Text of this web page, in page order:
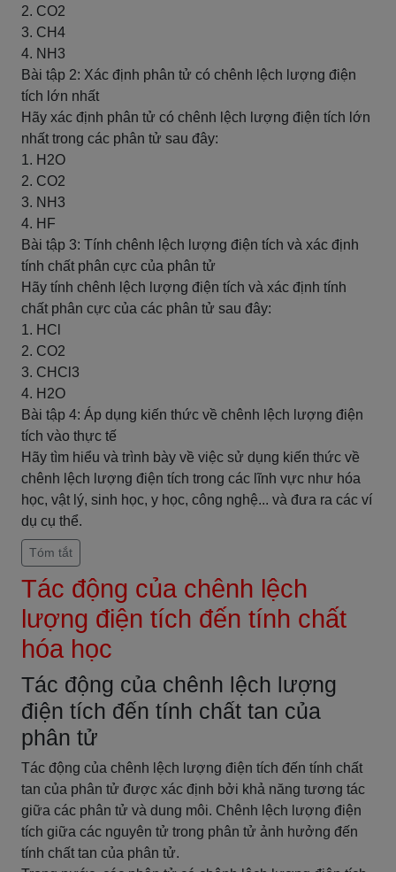
2. CO2
3. CH4
4. NH3
Bài tập 2: Xác định phân tử có chênh lệch lượng điện
tích lớn nhất
Hãy xác định phân tử có chênh lệch lượng điện tích lớn
nhất trong các phân tử sau đây:
1. H2O
2. CO2
3. NH3
4. HF
Bài tập 3: Tính chênh lệch lượng điện tích và xác định
tính chất phân cực của phân tử
Hãy tính chênh lệch lượng điện tích và xác định tính
chất phân cực của các phân tử sau đây:
1. HCl
2. CO2
3. CHCl3
4. H2O
Bài tập 4: Áp dụng kiến thức về chênh lệch lượng điện
tích vào thực tế
Hãy tìm hiểu và trình bày về việc sử dụng kiến thức về
chênh lệch lượng điện tích trong các lĩnh vực như hóa
học, vật lý, sinh học, y học, công nghệ... và đưa ra các ví
dụ cụ thể.
Tóm tắt
Tác động của chênh lệch
lượng điện tích đến tính chất
hóa học
Tác động của chênh lệch lượng
điện tích đến tính chất tan của
phân tử
Tác động của chênh lệch lượng điện tích đến tính chất
tan của phân tử được xác định bởi khả năng tương tác
giữa các phân tử và dung môi. Chênh lệch lượng điện
tích giữa các nguyên tử trong phân tử ảnh hưởng đến
tính chất tan của phân tử.